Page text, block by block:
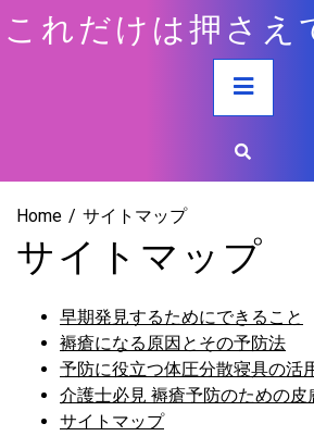
toこれだけは押さえ
Primary
Menu
Home サイトマップ
サイトマップ
早期発見するためにできること
褥瘡になる原因とその予防法
予防に役立つ体圧分散寝具の活
介護士必見 褥瘡予防のための皮
サイトマップ